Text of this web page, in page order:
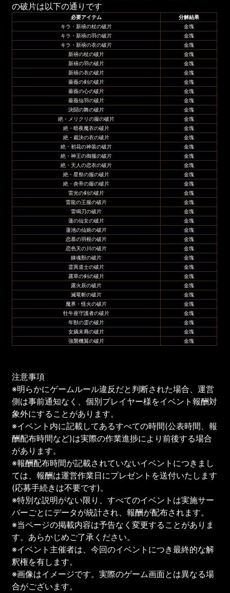
の破片は以下の通りです
必要アイテム
分解結果
キラ・新禧の杖の破片
金塊
キラ・新禧の羽の破片
金塊
キラ・新禧の衣の破片
金塊
新禧の杖の破片
金塊
新禧の羽の破片
金塊
新禧の衣の破片
金塊
薔薇の剣の破片
金塊
薔薇の心の破片
金塊
薔薇仙羽の破片
金塊
決闘の舞の破片
金塊
絶・メリクリの服の破片
金塊
絶・暗夜魔衣の破片
金塊
絶・裁決の衣の破片
金塊
絶・初花の神装の破片
金塊
絶・神王の御服の破片
金塊
絶・天人の恋衣の破片
金塊
絶・星祭の服の破片
金塊
絶・炎帝の服の破片
金塊
雷光の剣の破片
金塊
雷龍の王服の破片
金塊
雷鳴刃の破片
金塊
蓮の仙女の破片
金塊
蓮池の仙姬の破片
金塊
恋慕の羽根の破片
金塊
恋色天の川の破片
金塊
錬魂獣の破片
金塊
霊異道士の破片
金塊
露草の剣の破片
金塊
露火辰の破片
金塊
滅竜斬の破片
金塊
魔界・怪火の破片
金塊
牡牛座守護者の破片
金塊
年獣の霊の破片
金塊
女媧末裔の破片
金塊
強襲機翼の破片
金塊
注意事項
※明らかにゲームルール違反だと判断された場合、運営
側は事前通知なく、個別プレイヤー様をイベント報酬対
象外にすることがあります。
※イベント内に記載してあるすべての時間(公表時間、報
酬配布時間など)は実際の作業進捗により前後する場合
があります。
※報酬配布時間が記載されていないイベントにつきまし
ては、報酬は運営作業日にプレゼントを送付いたします
(応募手続きは不要です)。
※特別な説明がない限り、すべてのイベントは実施サー
バーごとにデータが統計され、報酬が配布されます。
※当ページの掲載内容は予告なく変更することがありま
す。あらかじめご了承ください。
※イベント主催者は、今回のイベントにつき最終的な解
釈権を有します。
※画像はイメージです。実際のゲーム画面とは異なる場
合がございます。